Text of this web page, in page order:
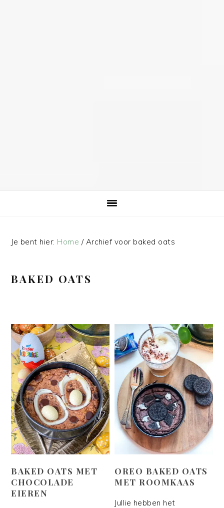
Je bent hier: Home /Archief voor baked oats
BAKED OATS
BAKED OATS MET
CHOCOLADE
EIEREN
OREO BAKED OATS
MET ROOMKAAS
Jullie hebben het